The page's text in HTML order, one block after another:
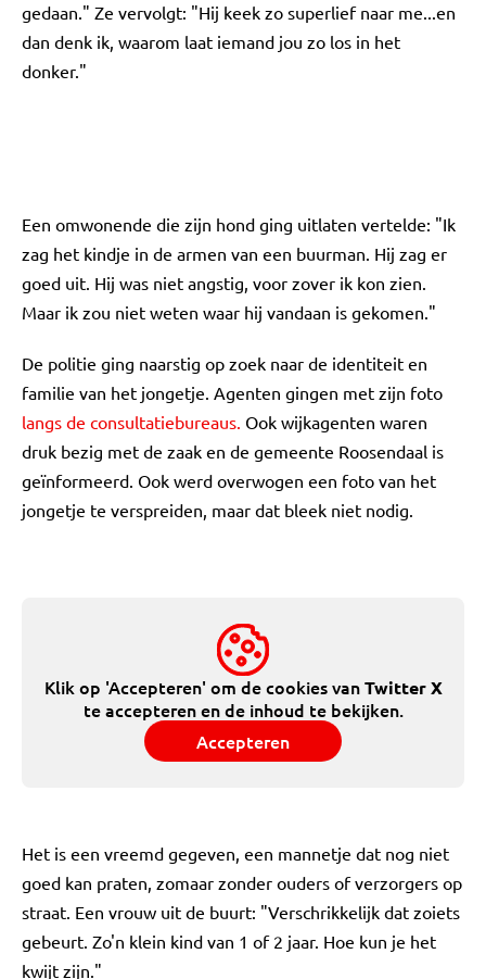
gedaan." Ze vervolgt: "Hij keek zo superlief naar me...en
dan denk ik, waarom laat iemand jou zo los in het
donker."
Een omwonende die zijn hond ging uitlaten vertelde: "Ik
zag het kindje in de armen van een buurman. Hij zag er
goed uit. Hij was niet angstig, voor zover ik kon zien.
Maar ik zou niet weten waar hij vandaan is gekomen."
De politie ging naarstig op zoek naar de identiteit en
familie van het jongetje. Agenten gingen met zijn foto
langs de consultatiebureaus. Ook wijkagenten waren
druk bezig met de zaak en de gemeente Roosendaal is
geïnformeerd. Ook werd overwogen een foto van het
jongetje te verspreiden, maar dat bleek niet nodig.
Klik op 'Accepteren' om de cookies vanTwitter X
te accepteren en de inhoud te bekijken.
Accepteren
Het is een vreemd gegeven, een mannetje dat nog niet
goed kan praten, zomaar zonder ouders of verzorgers op
straat. Een vrouw uit de buurt: "Verschrikkelijk dat zoiets
gebeurt. Zo'n klein kind van 1 of 2 jaar. Hoe kun je het
kwijt zijn."